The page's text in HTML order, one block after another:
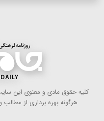
كلیه حقوق مادی و معنوی این
هرگونه بهره ‌برداری از